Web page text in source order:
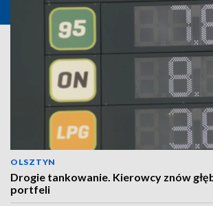
OLSZTYN
Drogie tankowanie. Kierowcy znów
portfeli